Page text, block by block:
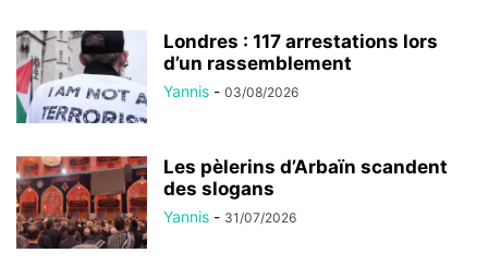
Londres : 117 arrestations lors
d’un rassemblement
Yannis - 03/08/2026
Les pèlerins d’Arbaïn scandent
des slogans
Yannis - 31/07/2026